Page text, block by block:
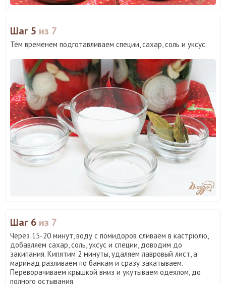
Шаг 5 из 7
Тем временем подготавливаем специи, сахар, соль и уксус.
Шаг 6 из 7
Через 15-20 минут, воду с помидоров сливаем в кастрюлю,
добавляем сахар, соль, уксус и специи, доводим до
закипания. Кипятим 2 минуты, удаляем лавровый лист, а
маринад разливаем по банкам и сразу закатываем.
Переворачиваем крышкой вниз и укутываем одеялом, до
полного остывания.